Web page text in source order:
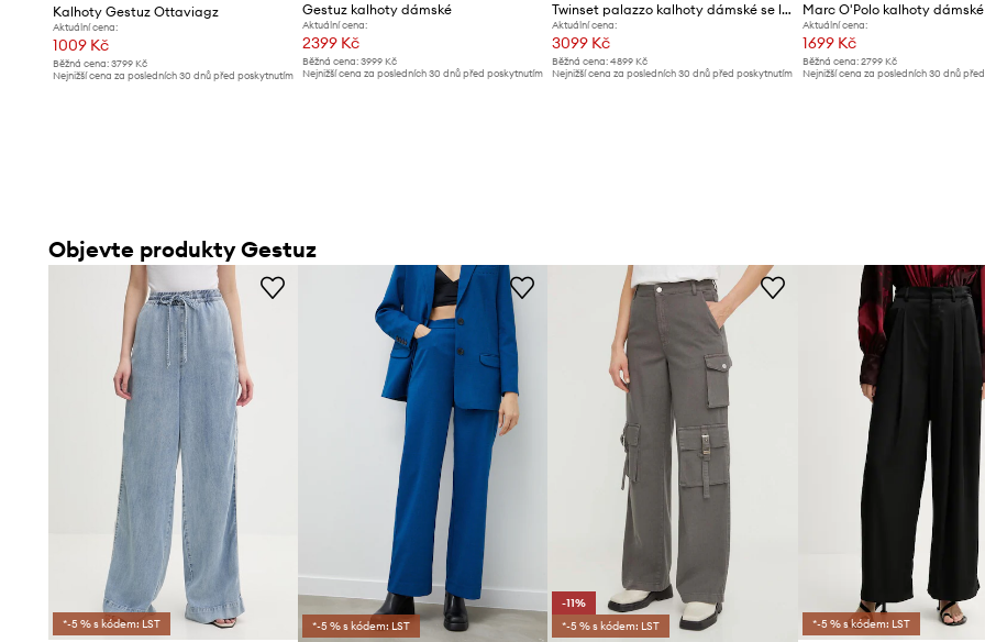
Kalhoty Gestuz Ottaviagz
Aktuální cena:
1009 Kč
Běžná cena: 3799 Kč
Nejnižší cena za posledních 30 dnů před poskytnutím
Gestuz kalhoty dámské
Aktuální cena:
2399 Kč
Běžná cena:3999 Kč
Nejnižší cena za posledních 30 dnů před poskytnutím
Twinset palazzo kalhoty dámské se lnem
Aktuální cena:
3099 Kč
Běžná cena: 4899 Kč
Nejnižší cena za posledních 30 dnů před poskytnutím
Aktuální cena:
1699 Kč
Běžná cena: 2799 Kč
Nejnižší cena za posledních 30 dnů
Objevte produkty Gestuz
*-5 % s kódem: LST *-5 % s kódem: LST
-11%
*-5 % s kódem: LST
*-5 % s kódem: LST